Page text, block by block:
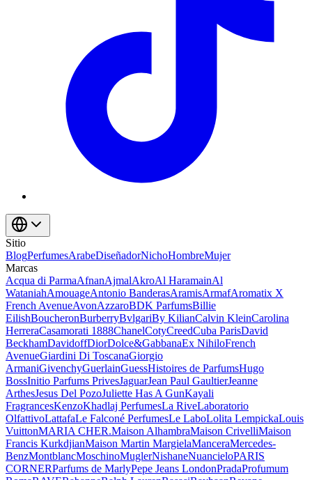
Sitio
BlogPerfumesArabeDiseñadorNichoHombreMujer
Marcas
Acqua di ParmaAfnanAjmalAkroAl HaramainAl
WataniahAmouageAntonio BanderasAramisArmafAromatix X
French AvenueAvonAzzaroBDK ParfumsBillie
EilishBoucheronBurberryBvlgariBy KilianCalvin KleinCarolina
HerreraCasamorati 1888ChanelCotyCreedCuba ParisDavid
BeckhamDavidoffDiorDolce&GabbanaEx NihiloFrench
AvenueGiardini Di ToscanaGiorgio
ArmaniGivenchyGuerlainGuessHistoires de ParfumsHugo
BossInitio Parfums PrivesJaguarJean Paul GaultierJeanne
ArthesJesus Del PozoJuliette Has A GunKayali
FragrancesKenzoKhadlaj PerfumesLa RiveLaboratorio
OlfattivoLattafaLe Falconé PerfumesLe LaboLolita LempickaLouis
VuittonMARIA CHER.Maison AlhambraMaison CrivelliMaison
Francis KurkdjianMaison Martin MargielaManceraMercedes-
BenzMontblancMoschinoMuglerNishaneNuancieloPARIS
CORNERParfums de MarlyPepe Jeans LondonPradaProfumum